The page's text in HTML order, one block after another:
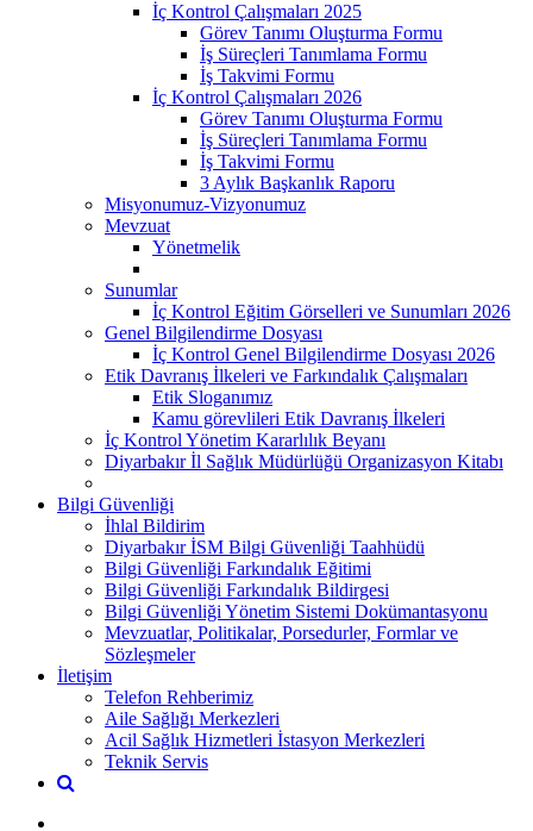
İç Kontrol Çalışmaları 2025
Görev Tanımı Oluşturma Formu
İş Süreçleri Tanımlama Formu
İş Takvimi Formu
İç Kontrol Çalışmaları 2026
Görev Tanımı Oluşturma Formu
İş Süreçleri Tanımlama Formu
İş Takvimi Formu
3 Aylık Başkanlık Raporu
Misyonumuz-Vizyonumuz
Mevzuat
Yönetmelik
Sunumlar
İç Kontrol Eğitim Görselleri ve Sunumları 2026
Genel Bilgilendirme Dosyası
İç Kontrol Genel Bilgilendirme Dosyası 2026
Etik Davranış İlkeleri ve Farkındalık Çalışmaları
Etik Sloganımız
Kamu görevlileri Etik Davranış İlkeleri
İç Kontrol Yönetim Kararlılık Beyanı
Diyarbakır İl Sağlık Müdürlüğü Organizasyon Kitabı
Bilgi Güvenliği
İhlal Bildirim
Diyarbakır İSM Bilgi Güvenliği Taahhüdü
Bilgi Güvenliği Farkındalık Eğitimi
Bilgi Güvenliği Farkındalık Bildirgesi
Bilgi Güvenliği Yönetim Sistemi Dokümantasyonu
Mevzuatlar, Politikalar, Porsedurler, Formlar ve
Sözleşmeler
İletişim
Telefon Rehberimiz
Aile Sağlığı Merkezleri
Acil Sağlık Hizmetleri İstasyon Merkezleri
Teknik Servis